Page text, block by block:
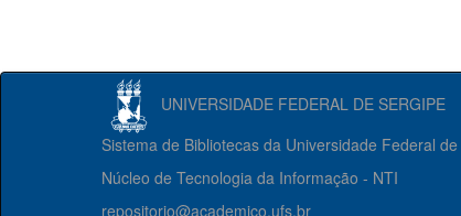
UNIVERSIDADE FEDERAL DE SERGIPE
Sistema de Bibliotecas da Universidade Federal
Núcleo de Tecnologia da Informação - NTI
repositorio@academico.ufs.br